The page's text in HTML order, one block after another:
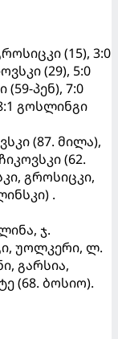
(15), 3:0
(29), 5:0
პენ), 7:0
გოსლინგი
(87. მილა),
(62.
გროსიცკი,
.
ჯ.
უოლკერი, ლ.
გარსია,
(68. ბოსიო).